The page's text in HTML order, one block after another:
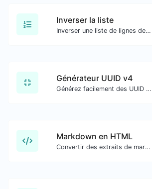
Inverser la liste
Inverser une liste de lignes de texte données.
Générateur UUID v4
Générez facilement des UUID v4 (Identifiant unique universel) avec l'aide de notre outil.
Markdown en HTML
Convertir des extraits de markdown en code HTML brut.